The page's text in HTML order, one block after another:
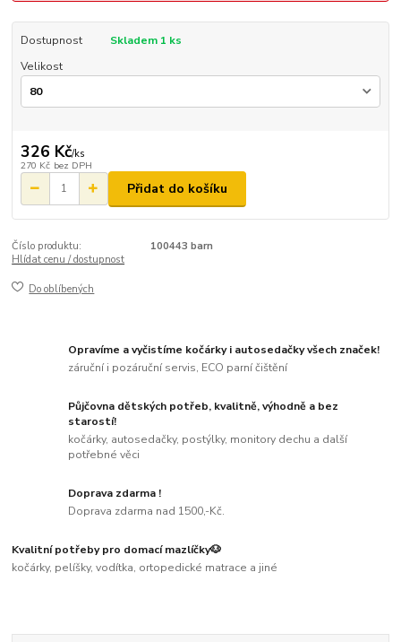
Dostupnost
Skladem 1 ks
Velikost
326 Kč/ks
270 Kč bez DPH
Přidat do košíku
Číslo produktu:
100443 barn
Hlídat cenu / dostupnost
Do oblíbených
Opravíme a vyčistíme kočárky i autosedačky všech značek!
záruční i pozáruční servis, ECO parní čištění
Půjčovna dětských potřeb, kvalitně, výhodně a bez
starostí!
kočárky, autosedačky, postýlky, monitory dechu a další
potřebné věci
Doprava zdarma !
Doprava zdarma nad 1500,-Kč.
Kvalitní potřeby pro domací mazlíčky🐶
kočárky, pelíšky, vodítka, ortopedické matrace a jiné